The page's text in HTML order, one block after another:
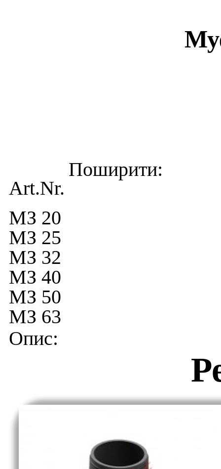
Art.Nr.
МЗ 20
МЗ 25
МЗ 32
МЗ 40
МЗ 50
МЗ 63